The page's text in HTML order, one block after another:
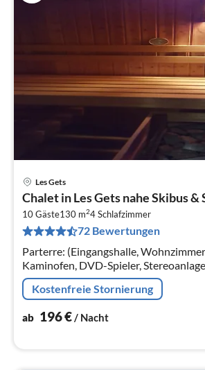
Les Gets
Chalet in Les Gets nahe Skibus &
10 Gäste130 m24Schlafzimmer
72 Bewertungen
Parterre: (Eingangshalle,
Kaminofen, DVD-Spieler,
Küche(Backofen, Mikrowelle,
Kühl-/Gefrierkombination)) In der 1.
Kostenfreie Stornierung
ab 196€/ Nacht